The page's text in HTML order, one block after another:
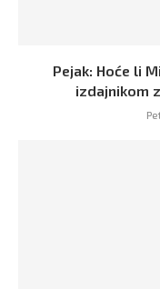
Pejak: Hoće li
izdajnikom